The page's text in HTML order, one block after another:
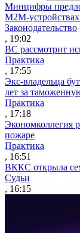
Минцифры
M2M-
Законодательство
, 19:02
ВС рассмотрит
Практика
, 17:55
Экс-владельца
лет за
Практика
, 17:18
Экономколлегия
пожаре
Практика
, 16:51
ВККС открыла
Судьи
, 16:15